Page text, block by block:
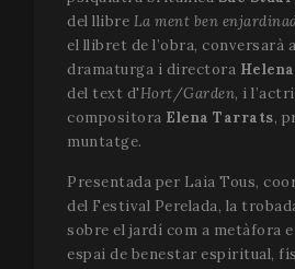
del llibre La ment ben
el llibret de l’obra, conversarà
dramaturga i directora
del text d'Hort/Garden, i
compositora Elena Tarrats,
muntatge.
Presentada per Laia Tous,
del Festival Perelada, la
sobre el jardí com a metàfora
espai de benestar espiritual,